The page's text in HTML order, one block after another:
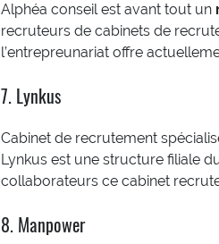
Alphéa conseil est avant tout un
recruteurs de cabinets de
l’entrepreunariat offre
7. Lynkus
Cabinet de recrutement
Lynkus est une structure filiale
collaborateurs ce cabinet
8. Manpower